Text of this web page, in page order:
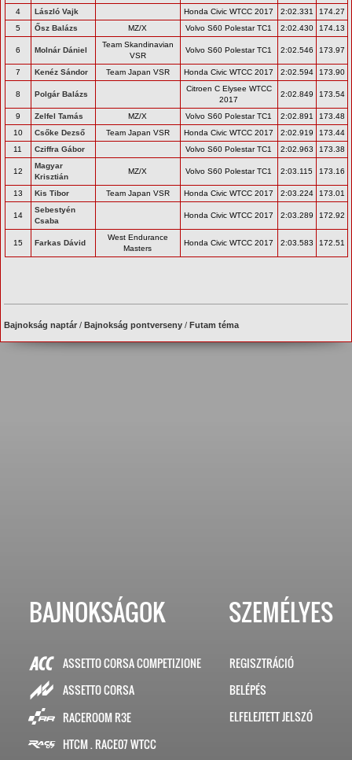
4 László Vajk Honda Civic WTCC 2017 2:02.331
174.27
5
Ősz Balázs MZ/X Volvo S60 Polestar TC1 2:02.430 174.13
6 Molnár Dániel
Team Skandinavian
VSR
Volvo S60 Polestar TC1 2:02.546 173.97
7 Kenéz Sándor Team Japan VSR Honda Civic WTCC 2017 2:02.594 173.90
8 Polgár Balázs
Citroen C Elysee WTCC
2017
2:02.849 173.54
9 Zelfel Tamás MZ/X Volvo S60 Polestar TC1 2:02.891
173.48
10
Csőke Dezső Team Japan VSR Honda Civic WTCC 2017 2:02.919
173.44
11
Cziffra Gábor Volvo S60 Polestar TC1 2:02.963 173.38
12
Magyar
Krisztián
MZ/X Volvo S60 Polestar TC1 2:03.115 173.16
13 Kis Tibor Team Japan VSR Honda Civic WTCC 2017 2:03.224 173.01
14
Sebestyén
Csaba
Honda Civic WTCC 2017 2:03.289 172.92
15 Farkas Dávid
West Endurance
Masters
Honda Civic WTCC 2017 2:03.583 172.51
Bajnokság naptár /Bajnokság pontverseny /Futam téma
BAJNOKSÁGOK
ASSETTO CORSA COMPETIZIONE
ASSETTO CORSA
RACEROOM R3E
HTCM . RACE07 WTCC
SZEMÉLYES
REGISZTRÁCIÓ
BELÉPÉS
ELFELEJTETT JELSZÓ